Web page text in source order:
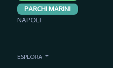
PARCHI MARINI
NAPOLI
ESPLORA